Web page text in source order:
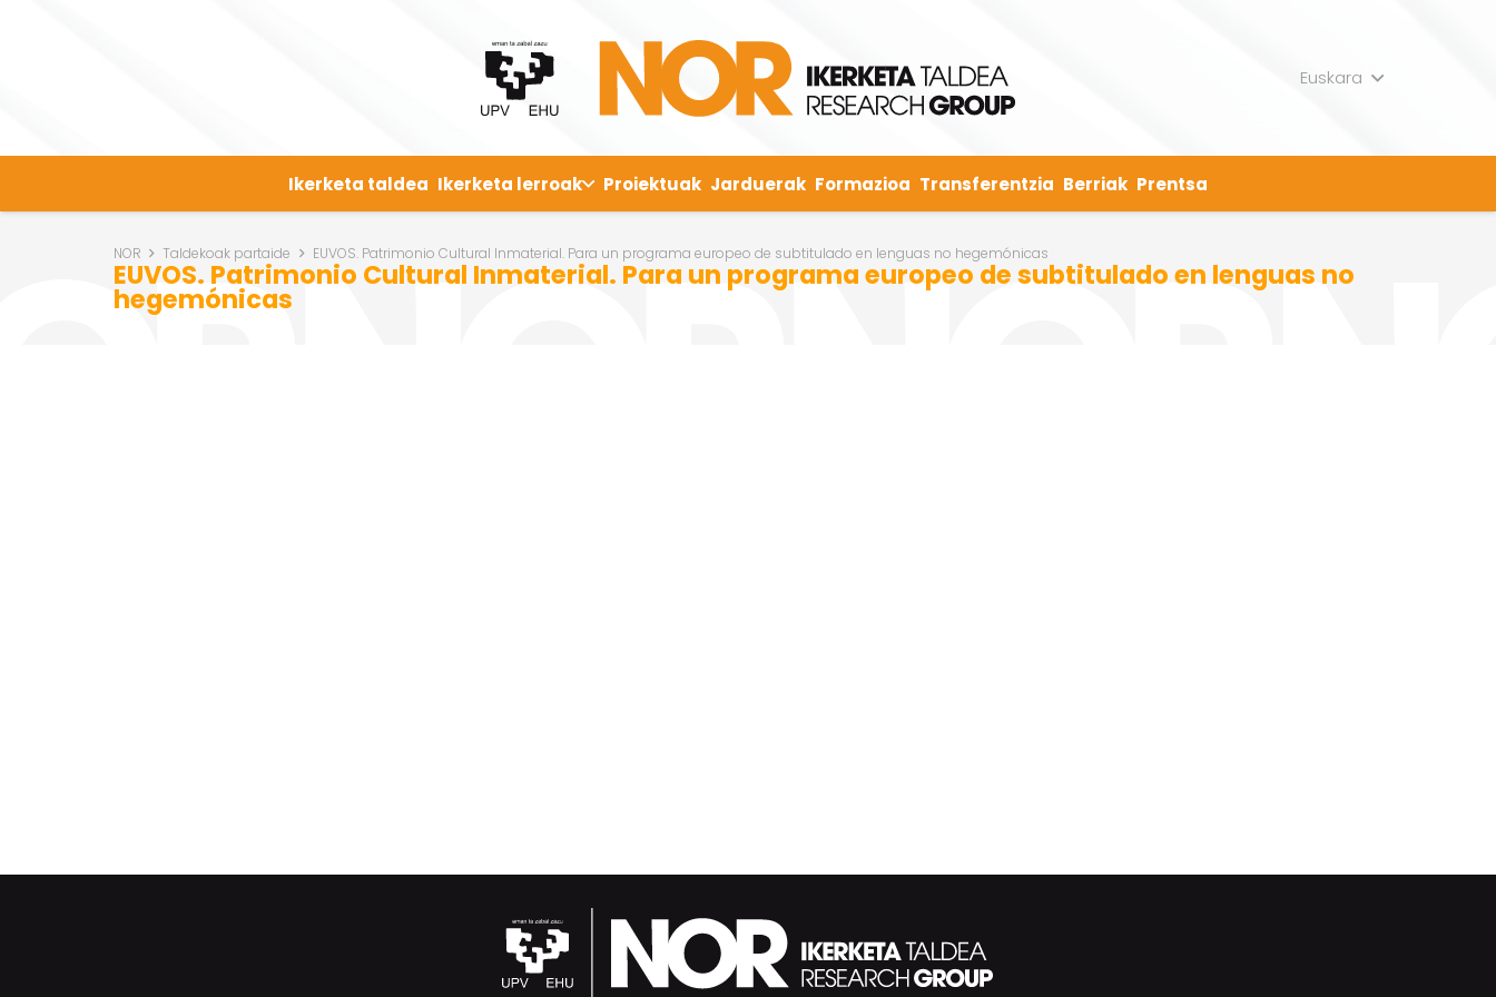
Euskara
Ikerketa taldea Ikerketa lerroak Proiektuak Jarduerak Formazioa Transferentzia Berriak Prentsa
NOR Taldekoak partaide EUVOS. Patrimonio Cultural Inmaterial. Para un programa europeo de subtitulado en lenguas no hegemónicas
EUVOS. Patrimonio Cultural Inmaterial. Para un programa europeo de subtitulado en lenguas no
hegemónicas